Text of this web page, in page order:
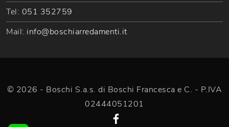
Tel: 051 352759
Mail: info@boschiarredamenti.it
© 2026 - Boschi S.a.s. di Boschi Francesca e C. - P.IVA
02444051201